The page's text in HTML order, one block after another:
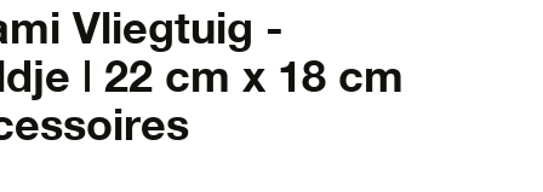
Vliegtuig -
| 22 cm x 18 cm